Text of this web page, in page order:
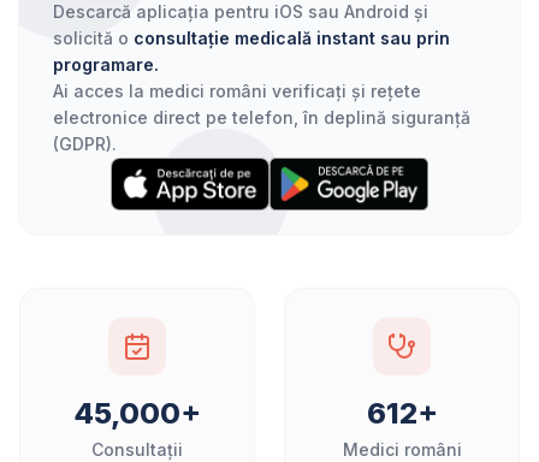
Descarcă aplicația pentru iOS sau Android și
solicită o consultație medicală instant sau prin
programare.
Ai acces la medici români verificați și rețete
electronice direct pe telefon, în deplină siguranță
(GDPR).
45,000+
Consultații
612+
Medici români